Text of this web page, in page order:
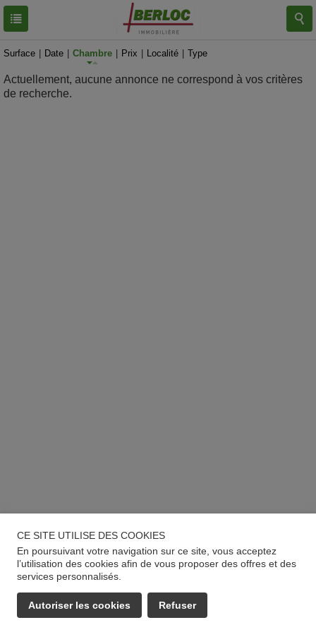
RESULTATS
Surface
Date Chambre Prix Localité Type
Actuellement, aucune annonce ne correspond à vos critères
de recherche.
CE SITE UTILISE DES COOKIES
En poursuivant votre navigation sur ce site, vous acceptez
l’utilisation des cookies afin de vous proposer des offres et des
services personnalisés.
Autoriser les cookies Refuser